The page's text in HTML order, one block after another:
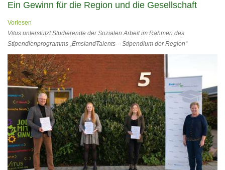
Ein Gewinn für die Region und die Gesellschaft
Vorlesen
Vitus unterstützt Studierende der Sozialen Arbeit im Rahmen des
Stipendienprogramms „EmslandTalents – Stipendium der Region“